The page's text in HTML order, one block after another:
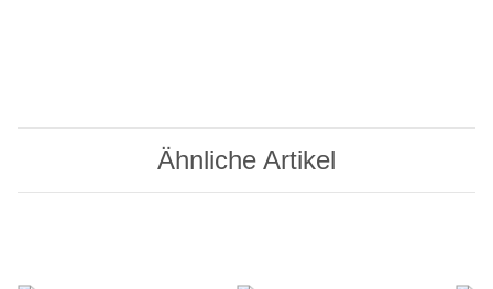
Ähnliche Artikel